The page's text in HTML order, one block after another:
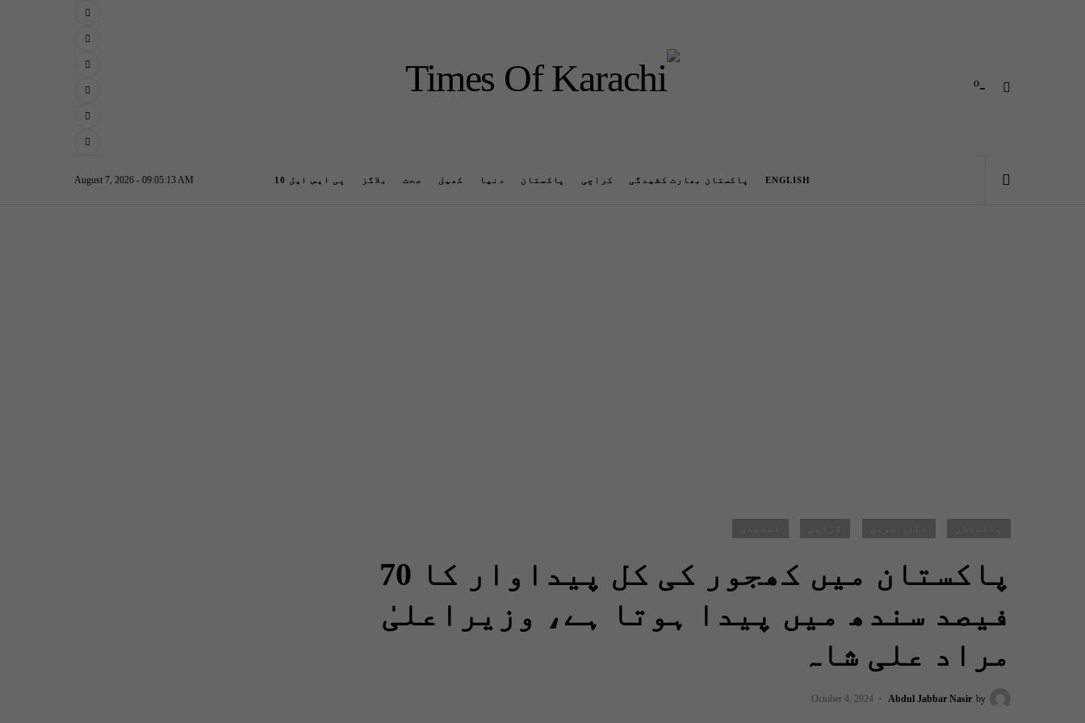
-º
ENGLISH پاکستان بھارت کشیدگی کراچی پاکستان دنیا کھیل صحت بلاگز پی ایس ایل 10 August 7, 2026 - 09:05:14 AM
پاکستان میں کھجور کی کل پیداوار کا 70
فیصد سندھ میں پیدا ہوتا ہے، وزیراعلیٰ
مراد علی شاہ
by
Abdul Jabbar Nasir
October 4, 2024